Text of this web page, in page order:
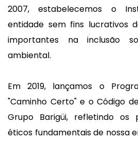
2007, estabelecemos o
entidade sem fins lucrativos
importantes na inclusão
ambiental.
Em 2019, lançamos o
"Caminho Certo" e o Código
Grupo Barigüi, refletindo os
éticos fundamentais de nossa